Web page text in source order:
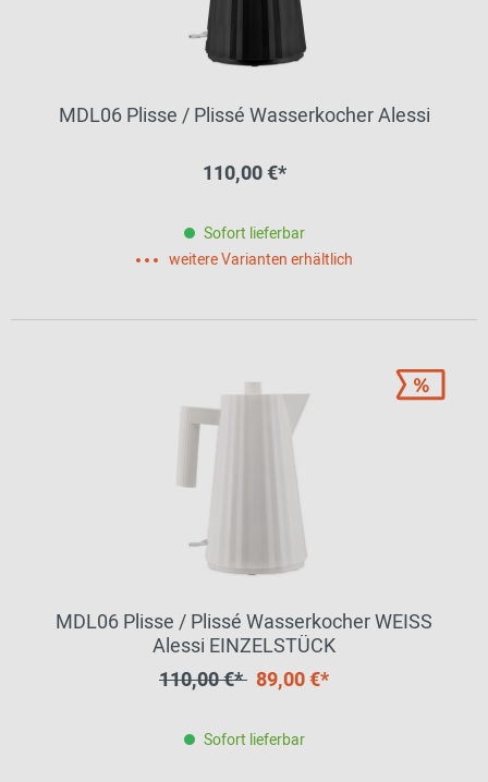
MDL06 Plisse / Plissé Wasserkocher Alessi
110,00 €*
Sofort lieferbar
weitere Varianten erhältlich
MDL06 Plisse / Plissé Wasserkocher WEISS
Alessi EINZELSTÜCK
110,00 €* 89,00 €*
Sofort lieferbar